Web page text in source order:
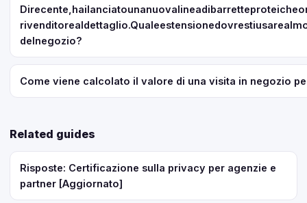
delnegozio?
Come viene calcolato il valore di una visita in negozio
Related guides
Risposte: Certificazione sulla privacy per agenzie e
partner [Aggiornato]